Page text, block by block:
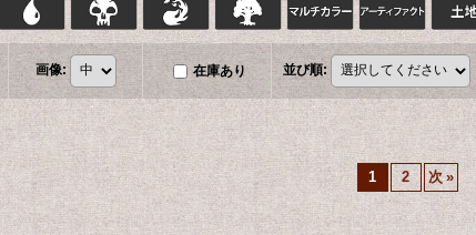
画像: 在庫あり 並び順:
1 2 次 »